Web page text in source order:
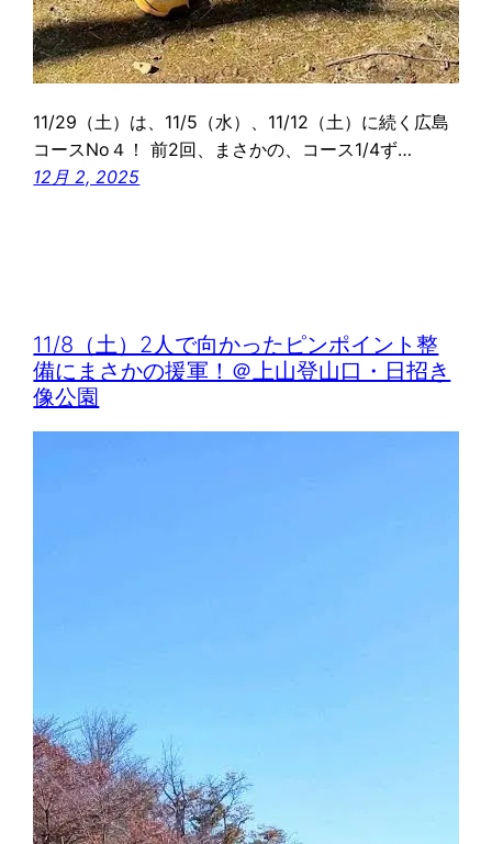
11/29（土）は、11/5（水）、11/12（土）に続く広島
コースNo４！ 前2回、まさかの、コース1/4ず…
12月 2, 2025
11/8（土）2人で向かったピンポイント整
備にまさかの援軍！＠上山登山口・日招き
像公園